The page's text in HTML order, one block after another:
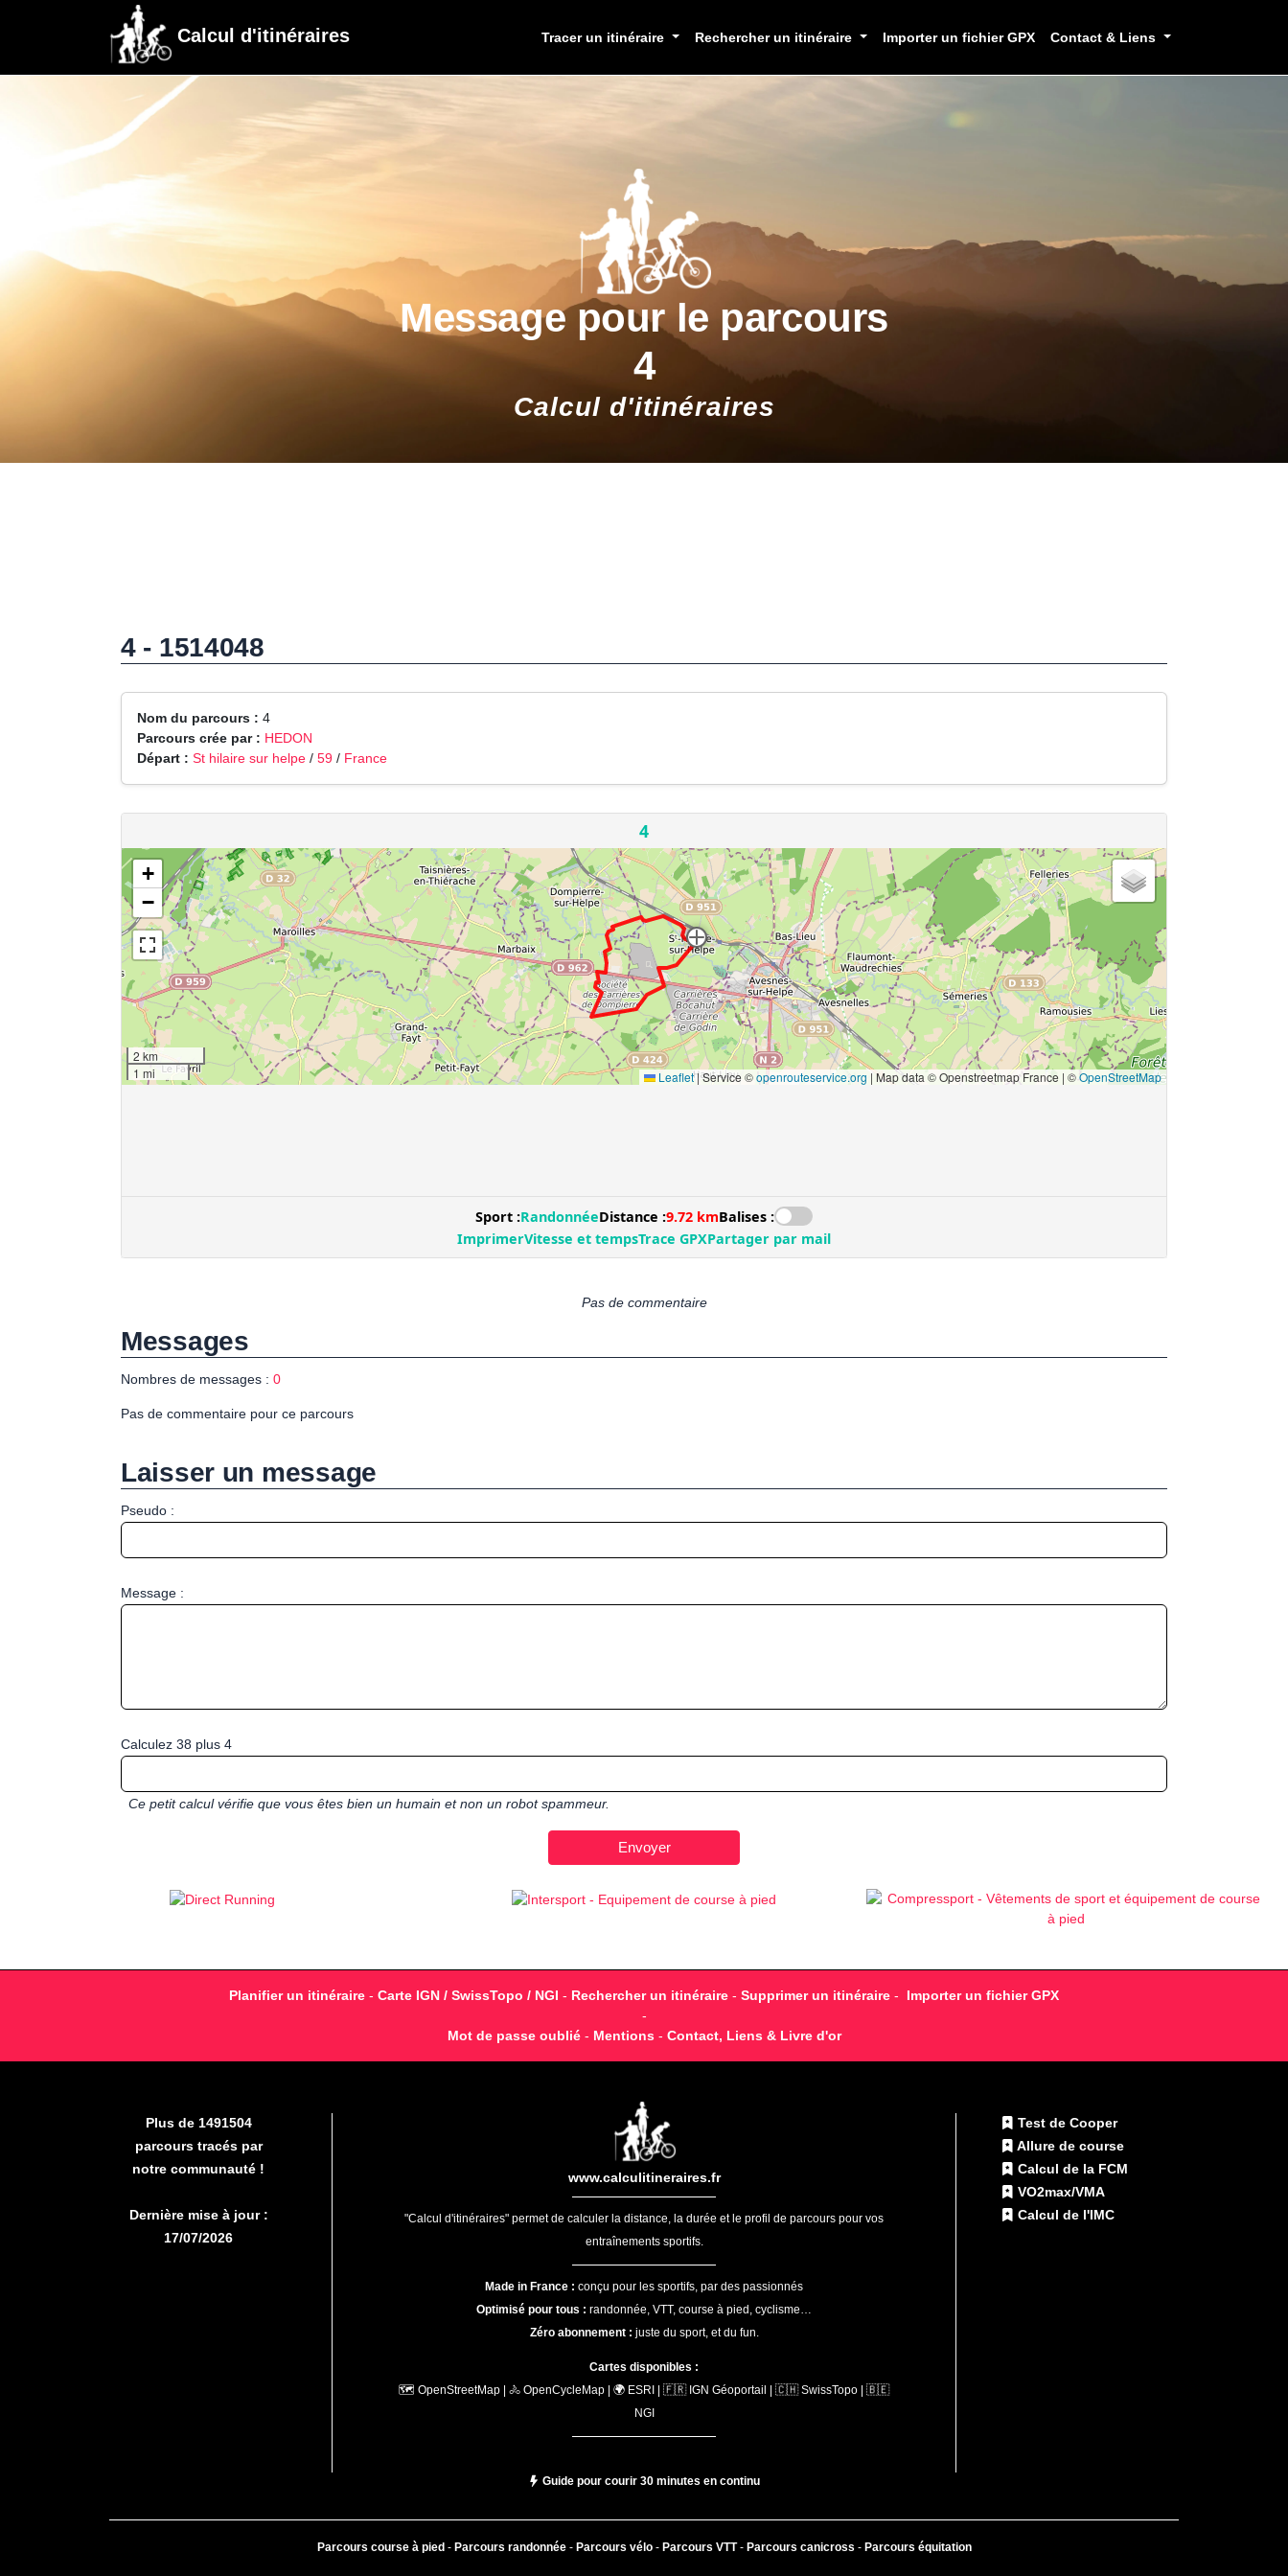
Calcul d'itinéraires Tracer un itinéraire Rechercher un itinéraire Importer un fichier GPX Contact & Liens
Message pour le parcours
4
Calcul d'itinéraires
4 - 1514048
Nom du parcours : 4
Parcours crée par : HEDON
Départ : St hilaire sur helpe / 59 / France
Pas de commentaire
Messages
Nombres de messages : 0
Pas de commentaire pour ce parcours
Laisser un message
Pseudo :
Message :
Calculez 38 plus 4
Ce petit calcul vérifie que vous êtes bien un humain et non un robot spammeur.
Planifier un itinéraire - Carte IGN / SwissTopo / NGI - Rechercher un itinéraire - Supprimer un itinéraire - Importer un fichier GPX
-
Mot de passe oublié- Mentions- Contact, Liens & Livre d'or
Plus de 1491504
parcours tracés par
notre communauté !
Dernière mise à jour :
17/07/2026
www.calculitineraires.fr
"Calcul d'itinéraires" permet de calculer la distance, la durée et le profil de parcours pour vos
entraînements sportifs.
Made in France : conçu pour les sportifs, par des passionnés
Optimisé pour tous : randonnée, VTT, course à pied, cyclisme…
Zéro abonnement : juste du sport, et du fun.
Cartes disponibles :
🗺️ OpenStreetMap | 🚴 OpenCycleMap | 🌍 ESRI | 🇫🇷 IGN Géoportail | 🇨🇭 SwissTopo | 🇧🇪
NGI
Guide pour courir 30 minutes en continu
Test de Cooper
Allure de course
Calcul de la FCM
VO2max/VMA
Calcul de l'IMC
Parcours course à pied - Parcours randonnée- Parcours vélo- Parcours VTT- Parcours canicross - Parcours équitation